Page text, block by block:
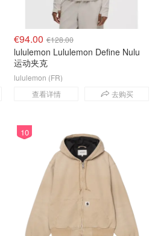
€94.00 €128.00
lululemon Lululemon Define Nulu
运动夹克
查看详情 去购买
lululemon (FR)
10